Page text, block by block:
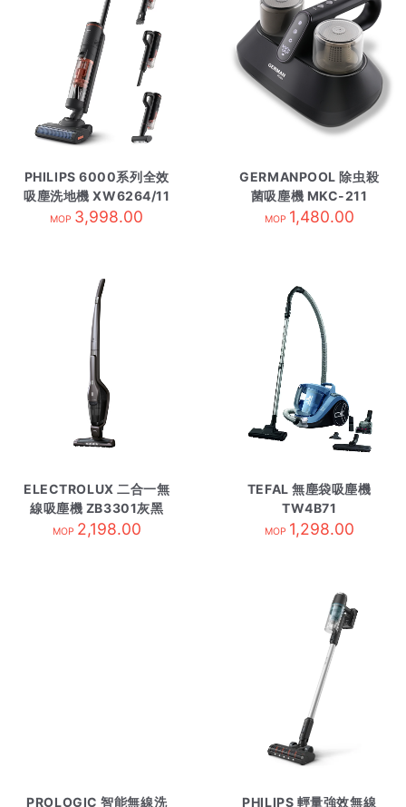
PHILIPS 6000系列全效
吸塵洗地機 XW6264/11
MOP 3,998.00
GERMANPOOL 除虫殺
菌吸塵機 MKC-211
MOP 1,480.00
ELECTROLUX 二合一無
線吸塵機 ZB3301灰黑
MOP 2,198.00
TEFAL 無塵袋吸塵機
TW4B71
MOP 1,298.00
PROLOGIC 智能無線洗 PHILIPS 輕量強效無線